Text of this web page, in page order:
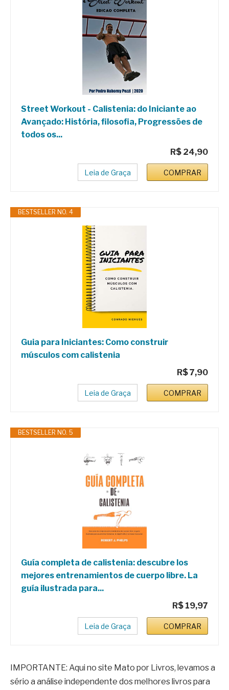
Street Workout - Calistenia: do Iniciante ao
Avançado: História, filosofia, Progressões de
todos os...
R$ 24,90
Leia de Graça COMPRAR
BESTSELLER NO. 4
Guia para Iniciantes: Como construir
músculos com calistenia
R$ 7,90
Leia de Graça COMPRAR
BESTSELLER NO. 5
Guía completa de calistenia: descubre los
mejores entrenamientos de cuerpo libre. La
guía ilustrada para...
R$ 19,97
Leia de Graça COMPRAR
IMPORTANTE: Aqui no site Mato por Livros, levamos a
sério a análise independente dos melhores livros para